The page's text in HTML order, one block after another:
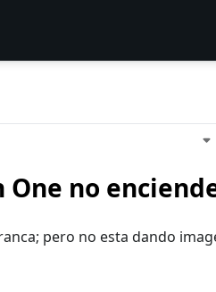
no
pero no esta dando